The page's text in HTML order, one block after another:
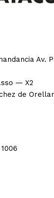
Av.
— X2
de